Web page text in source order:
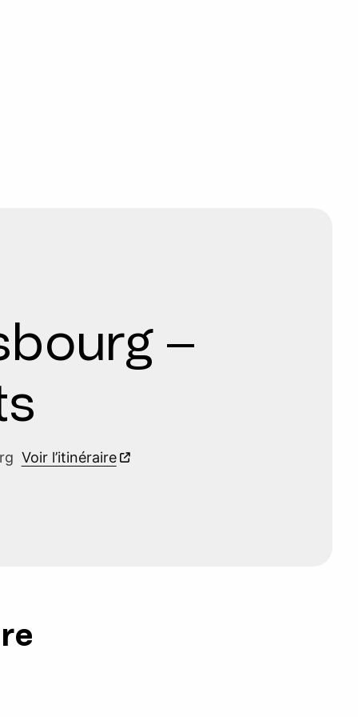
–
Voir l’itinéraire